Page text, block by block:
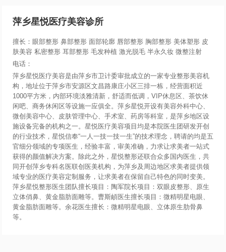
萍乡星悦医疗美容诊所
擅长：眼部整形 鼻部整形 面部轮廓 唇部整形 胸部整形 美体塑形 皮
肤美容 私密整形 耳部整形 毛发种植 激光脱毛 半永久妆 微整注射
电话：
萍乡星悦医疗美容是由萍乡市卫计委审批成立的一家专业整形美容机
构，地址位于萍乡市安源区文昌路康庄小区三排一栋，经营面积近
1000平方米，内部环境淡雅清新，舒适而低调，VIP休息区、茶饮休
闲吧、商务休闲区等设施一应俱全。萍乡星悦开设有美容外科中心、
微创美容中心、皮肤管理中心、手术室、药房等科室，是萍乡地区设
施设备完备的机构之一。星悦医疗美容项目均是本院医生团研发开创
的行业技术，星悦信奉“一人一技一技一生”的技术理念，聘请的均是五
官细分领域的专项医生，经验丰富，审美准确，力求让求美者一站式
获得的颜值解决方案。除此之外，星悦整形还联合众多国内医生，共
同开创萍乡专科名医联创医美机构，为萍乡及周边地区求美者提供领
域专业的医疗美容定制服务，让求美者在保留自己特色的同时变美。
萍乡星悦整形医生团队擅长项目：陶军院长项目：双眼皮整形、原生
立体俏鼻、黄金脂肪面雕等。曹斯頔医生擅长项目：微精明星电眼、
黄金脂肪面雕等。余花医生擅长：微精明星电眼、立体原生肋骨鼻
等。